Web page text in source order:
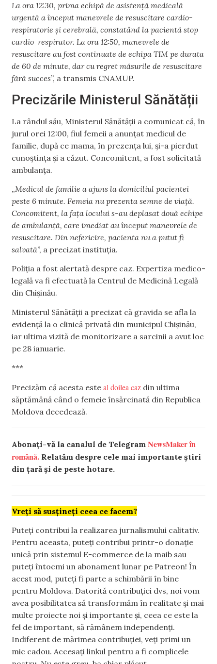
La ora 12:30, prima echipă de asistență medicală
urgentă a început manevrele de resuscitare cardio-
respiratorie și cerebrală, constatând la pacientă stop
cardio-respirator. La ora 12:50, manevrele de
resuscitare au fost continuate de echipa TIM pe durata
de 60 de minute, dar cu regret măsurile de resuscitare
fără succes”, a transmis CNAMUP.
Precizările Ministerul Sănătății
La rândul său, Ministerul Sănătății a comunicat că, în
jurul orei 12:00, fiul femeii a anunțat medicul de
familie, după ce mama, în prezența lui, și-a pierdut
cunoștința și a căzut. Concomitent, a fost solicitată
ambulanța.
„Medicul de familie a ajuns la domiciliul pacientei
peste 6 minute. Femeia nu prezenta semne de viață.
Concomitent, la fața locului s-au deplasat două echipe
de ambulanță, care imediat au început manevrele de
resuscitare. Din nefericire, pacienta nu a putut fi
salvată”, a precizat instituția.
Poliția a fost alertată despre caz. Expertiza medico-
legală va fi efectuată la Centrul de Medicină Legală
din Chișinău.
Ministerul Sănătății a precizat că gravida se afla la
evidență la o clinică privată din municipul Chișinău,
iar ultima vizită de monitorizare a sarcinii a avut loc
pe 28 ianuarie.
***
Precizăm că acesta este al doilea caz din ultima
săptămână când o femeie însărcinată din Republica
Moldova decedează.
Abonați-vă la canalul de Telegram NewsMaker în
română. Relatăm despre cele mai importante știri
din țară și de peste hotare.
Vreți să susțineți ceea ce facem?
Puteți contribui la realizarea jurnalismului calitativ.
Pentru aceasta, puteți contribui printr-o donație
unică prin sistemul E-commerce de la maib sau
puteți întocmi un abonament lunar pe Patreon! În
acest mod, puteți fi parte a schimbării în bine
pentru Moldova. Datorită contribuției dvs, noi vom
avea posibilitatea să transformăm în realitate și mai
multe proiecte noi și importante și, ceea ce este la
fel de important, să rămânem independenți.
Indiferent de mărimea contribuției, veți primi un
mic cadou. Accesați linkul pentru a fi complicele